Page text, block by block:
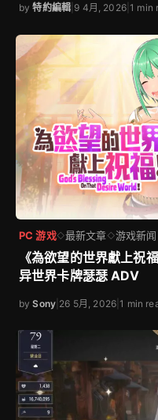
by特約編輯 9 4月, 2026|1 min
PC 游戏◇最新文章◇游戏新闻
《為欲望的世界獻上祝
异世界卡牌瑟瑟 ADV
bySony 26 5月, 2026 |1 min